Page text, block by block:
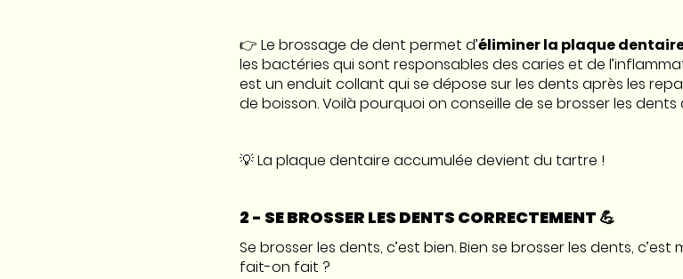
👉 Le brossage de dent permet d’éliminer la plaque
les bactéries qui sont responsables des caries et de
est un enduit collant qui se dépose sur les dents après les
de boisson. Voilà pourquoi on conseille de se brosser les
💡 La plaque dentaire accumulée devient du tartre !
2 - SE BROSSER LES DENTS CORRECTEMENT 💪
Se brosser les dents, c’est bien. Bien se brosser les dents,
fait-on fait ?